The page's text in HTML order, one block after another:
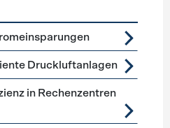
und Prozesse
Druckluftanlagen
in Rechenzentren